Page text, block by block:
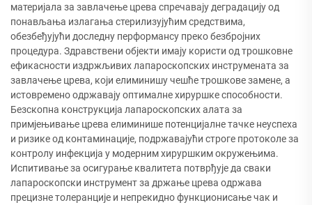
материјала за завлачење црева спречавају деградацију од
понављања излагања стерилизујућим средствима,
обезбеђујући доследну перформансу преко безбројних
процедура. Здравствени објекти имају користи од трошковне
ефикасности издржљивих лапароскопских инструмената за
завлачење црева, који елиминишу чешће трошкове замене, а
истовремено одржавају оптималне хируршке способности.
Безскопна конструкција лапароскопских алата за
примјењивање црева елиминише потенцијалне тачке неуспеха
и ризике од контаминације, подржавајући строге протоколе за
контролу инфекција у модерним хируршким окружењима.
Испитивање за осигурање квалитета потврђује да сваки
лапароскопски инструмент за држање црева одржава
прецизне толеранције и непрекидно функционисање чак и